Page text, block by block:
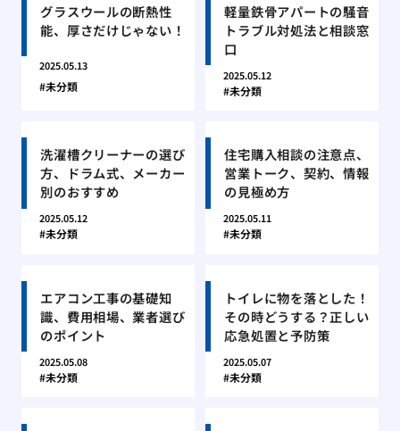
グラスウールの断熱性
能、厚さだけじゃない！
2025.05.13
未分類
軽量鉄骨アパートの騒音
トラブル対処法と相談窓
口
2025.05.12
未分類
洗濯槽クリーナーの選び
方、ドラム式、メーカー
別のおすすめ
2025.05.12
未分類
住宅購入相談の注意点、
営業トーク、契約、情報
の見極め方
2025.05.11
未分類
エアコン工事の基礎知
識、費用相場、業者選び
のポイント
2025.05.08
未分類
トイレに物を落とした！
その時どうする？正しい
応急処置と予防策
2025.05.07
未分類